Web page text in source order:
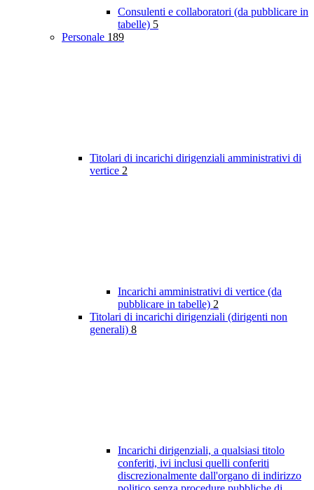
Consulenti e collaboratori (da pubblicare in
tabelle) 5
Personale 189
Titolari di incarichi dirigenziali amministrativi di
vertice 2
Incarichi amministrativi di vertice (da
pubblicare in tabelle) 2
Titolari di incarichi dirigenziali (dirigenti non
generali) 8
Incarichi dirigenziali, a qualsiasi titolo
conferiti, ivi inclusi quelli conferiti
discrezionalmente dall'organo di indirizzo